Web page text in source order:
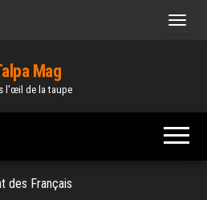
Mag
l'œil de la taupe
des Français